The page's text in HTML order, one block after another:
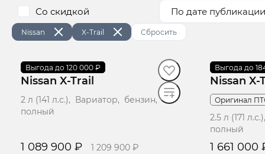
Nissan X‑Trail Сбросить
Со скидкой По дате
Выгода до 120 000 ₽
2013·183 257 км
Nissan X-Trail
2 л (141 л.с.), Вариатор, бензин,
полный
1 089 900 ₽ 1 209 900 ₽
Выгода до
2019·147 500
Nissan X-
Оригинал
2.5 л (171
полный
1 661 000